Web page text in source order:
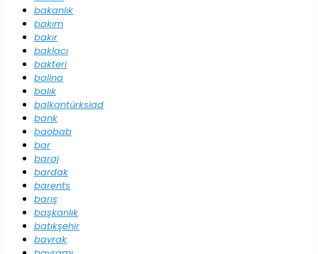
bakanlık
bakım
bakır
baklacı
bakteri
balina
balık
balkantürksiad
bank
baobab
bar
baraj
bardak
barents
barış
başkanlık
batıkşehir
bayrak